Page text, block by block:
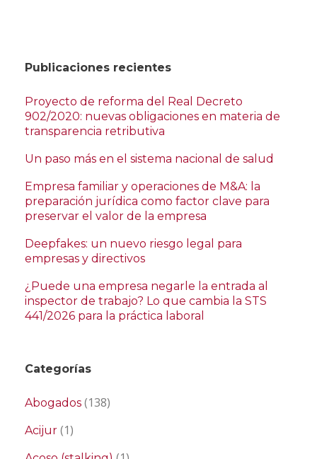
Publicaciones recientes
Proyecto de reforma del Real Decreto
902/2020: nuevas obligaciones en materia de
transparencia retributiva
Un paso más en el sistema nacional de salud
Empresa familiar y operaciones de M&A: la
preparación jurídica como factor clave para
preservar el valor de la empresa
Deepfakes: un nuevo riesgo legal para
empresas y directivos
¿Puede una empresa negarle la entrada al
inspector de trabajo? Lo que cambia la STS
441/2026 para la práctica laboral
Categorías
Abogados (138)
Acijur (1)